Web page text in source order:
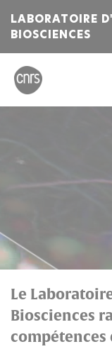
LABORATOIRE
BIOSCIENCES
sur
de
Paris
Le
Biosciences
compétences